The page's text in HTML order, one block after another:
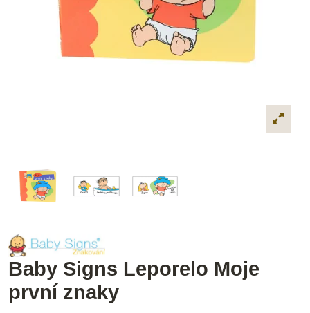
Baby Signs Leporelo Moje
první znaky